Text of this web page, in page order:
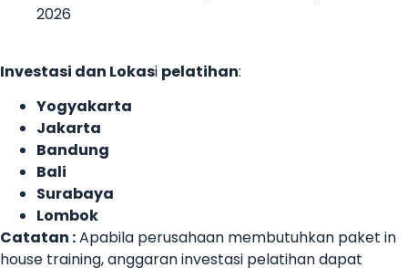
2026
Investasi dan Lokasi pelatihan:
Yogyakarta
Jakarta
Bandung
Bali
Surabaya
Lombok
Catatan :Apabila perusahaan membutuhkan paket in
house training, anggaran investasi pelatihan dapat